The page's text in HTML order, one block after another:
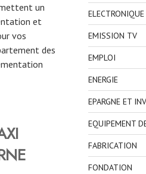
un
et
vos
des
EMISSION TV
EMPLOI
ENERGIE
EPARGNE ET
EQUIPEMENT
FABRICATION
FONDATION